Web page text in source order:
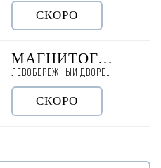
СКОРО
МАГНИТОГОРСК
ЛЕВОБЕРЕЖНЫЙ ДВОРЕЦ КУЛЬТУРЫ МЕТАЛЛУРГОВ
СКОРО